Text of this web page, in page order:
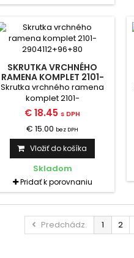
SKRUTKA VRCHNÉHO
RAMENA KOMPLET 2101-
2904112+96+80
Skrutka vrchného ramena
komplet 2101-
2904112+96+80
2101/2102/2103/2104/2105/2106/2107
€ 18.45 s DPH
€ 15.00 bez DPH
Vložiť do košíka
Skladom
Pridať k porovnaniu
Predchádz. 1 2